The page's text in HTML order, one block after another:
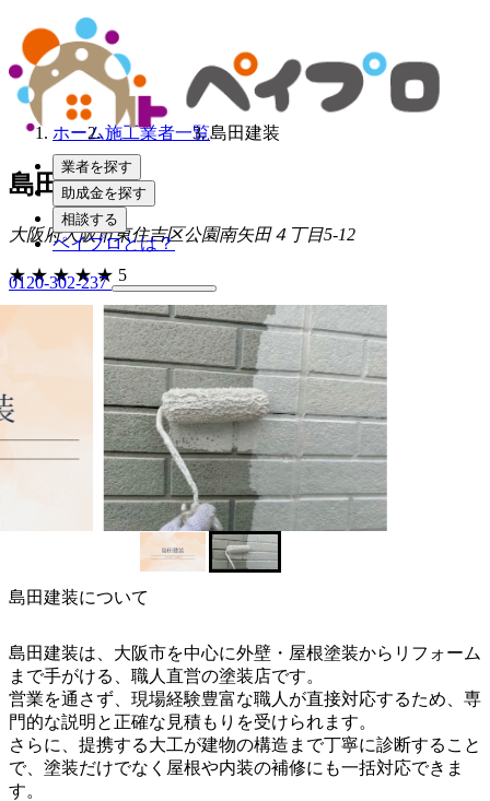
業者を探す
助成金を探す
相談する
ペイプロとは？
0120-302-237
ホーム施工業者一覧島田建装
島田建装
大阪府大阪市東住吉区公園南矢田４丁目5-12
★ ★ ★ ★ ★ 5
島田建装について
島田建装は、大阪市を中心に外壁・屋根塗装からリフォーム
まで手がける、職人直営の塗装店です。
営業を通さず、現場経験豊富な職人が直接対応するため、専
門的な説明と正確な見積もりを受けられます。
さらに、提携する大工が建物の構造まで丁寧に診断すること
で、塗装だけでなく屋根や内装の補修にも一括対応できま
す。